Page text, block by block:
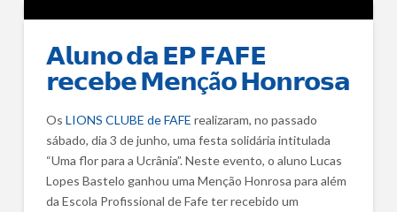
𝗔𝗹𝘂𝗻𝗼 𝗱𝗮 𝗘𝗣 𝗙𝗔𝗙𝗘
𝗿𝗲𝗰𝗲𝗯𝗲 𝗠𝗲𝗻çã𝗼 𝗛𝗼𝗻𝗿𝗼𝘀𝗮
Os LIONS CLUBE de FAFE realizaram, no passado
sábado, dia 3 de junho, uma festa solidária intitulada
“Uma flor para a Ucrânia”. Neste evento, o aluno Lucas
Lopes Bastelo ganhou uma Menção Honrosa para além
da Escola Profissional de Fafe ter recebido um